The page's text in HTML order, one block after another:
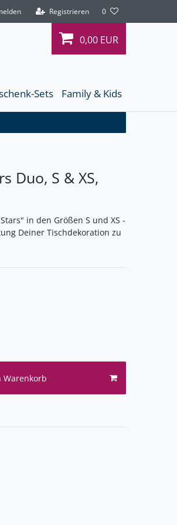
Registrieren 0
0,00 EUR
Sets Family & Kids
Duo, S & XS,
in den Größen S und XS -
Deiner Tischdekoration zu
Warenkorb